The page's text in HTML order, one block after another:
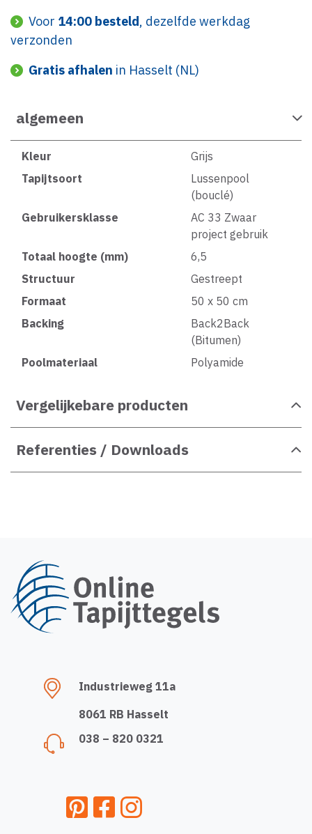
Voor 14:00 besteld, dezelfde werkdag
verzonden
Gratis afhalen in Hasselt (NL)
algemeen
Kleur
Grijs
Tapijtsoort
Lussenpool
(bouclé)
Gebruikersklasse
AC 33 Zwaar
project gebruik
Totaal hoogte (mm)
6,5
Structuur
Gestreept
Formaat
50 x 50 cm
Backing
Back2Back
(Bitumen)
Poolmateriaal
Polyamide
Vergelijkebare producten
Referenties / Downloads
Industrieweg 11a
8061 RB Hasselt
038 – 820 0321